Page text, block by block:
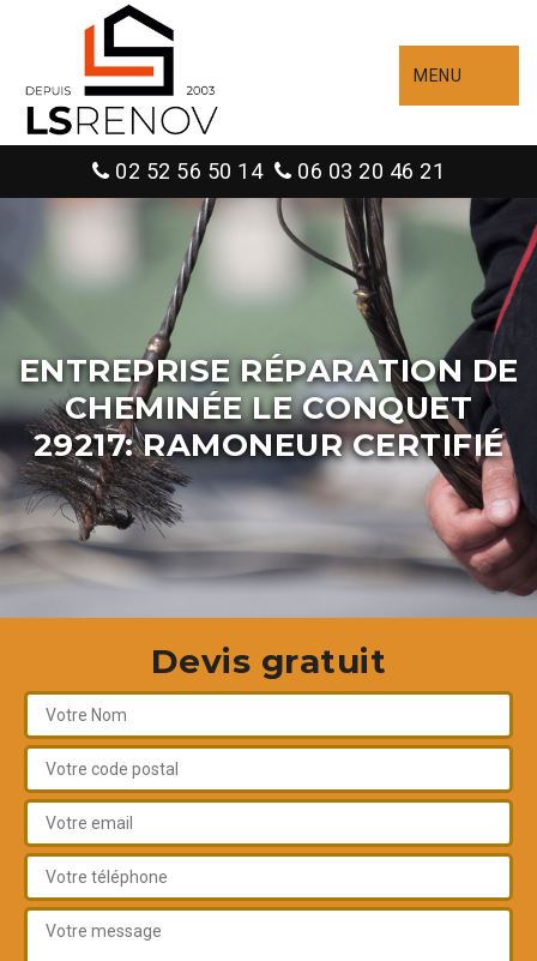
MENU
02 52 56 50 14 06 03 20 46 21
ENTREPRISE RÉPARATION DE
CHEMINÉE LE CONQUET
29217: RAMONEUR CERTIFIÉ
Devis gratuit